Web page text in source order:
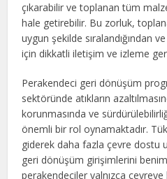
çıkarabilir ve toplanan tüm
hale getirebilir. Bu zorluk,
uygun şekilde sıralandığından
için dikkatli iletişim ve izleme
Perakendeci geri dönüşüm
sektöründe atıkların
korunmasında ve
önemli bir rol oynamaktadır.
giderek daha fazla çevre dostu
geri dönüşüm girişimlerini
perakendeciler yalnızca